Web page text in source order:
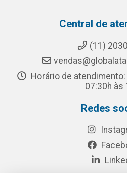
Central de
(11)
Horário de
07:30h às
Redes